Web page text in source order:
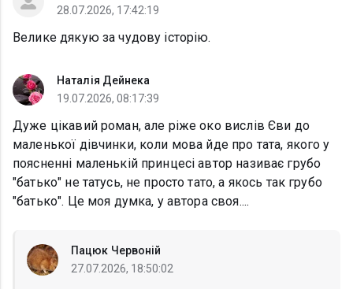
28.07.2026, 17:42:19
Велике дякую за чудову історію.
Наталія Дейнека
19.07.2026, 08:17:39
Дуже цікавий роман, але ріже око вислів Єви до
маленької дівчинки, коли мова йде про тата, якого у
поясненні маленькій принцесі автор називає грубо
"батько" не татусь, не просто тато, а якось так грубо
"батько". Це моя думка, у автора своя....
Пацюк Червоній
27.07.2026, 18:50:02